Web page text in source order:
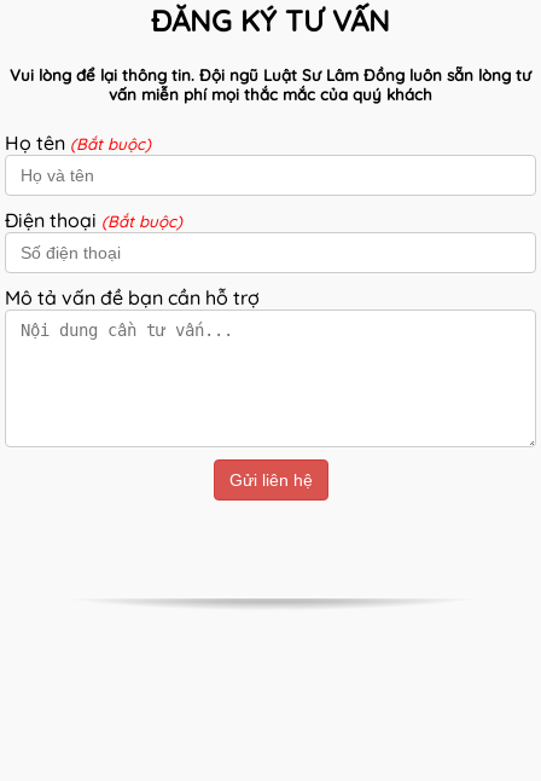
ĐĂNG KÝ TƯ VẤN
Vui lòng để lại thông tin. Đội ngũ Luật Sư Lâm Đồng luôn sẵn lòng tư
vấn miễn phí mọi thắc mắc của quý khách
Họ tên (Bắt buộc)
Điện thoại (Bắt buộc)
Mô tả vấn đề bạn cần hỗ trợ